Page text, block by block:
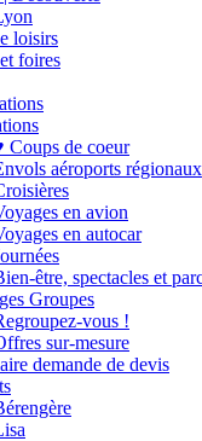
loisirs
foires
Coups de coeur
aéroports régionaux
en avion
en autocar
être, spectacles et
Groupes
vous !
sur-mesure
demande de devis